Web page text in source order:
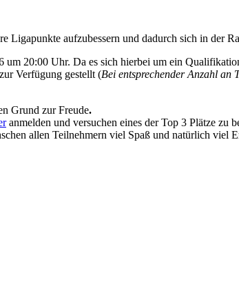
aufzubessern und dadurch sich in der
20:00 Uhr. Da es sich hierbei um ein
Verfügung gestellt (Bei entsprechender Anzahl an
Grund zur Freude.
anmelden und versuchen eines der Top 3 Plätze zu
allen Teilnehmern viel Spaß und natürlich viel